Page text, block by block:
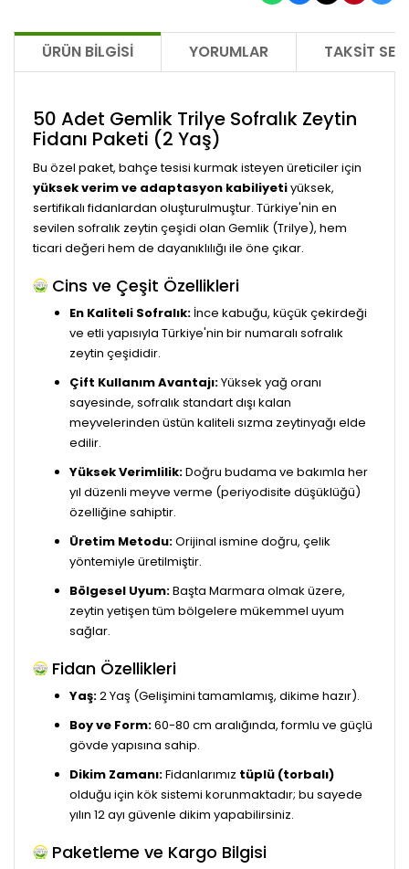
ÜRÜN BILGISI YORUMLAR TAKSIT
50 Adet Gemlik Trilye Sofralık Zeytin
Fidanı Paketi (2 Yaş)
Bu özel paket, bahçe tesisi kurmak isteyen üreticiler için
yüksek verim ve adaptasyon kabiliyetiyüksek,
sertifikalı fidanlardan oluşturulmuştur. Türkiye'nin en
sevilen sofralık zeytin çeşidi olan Gemlik (Trilye), hem
ticari değeri hem de dayanıklılığı ile öne çıkar.
Cins ve Çeşit Özellikleri
En Kaliteli Sofralık: İnce kabuğu, küçük çekirdeği
ve etli yapısıyla Türkiye'nin bir numaralı sofralık
zeytin çeşididir.
Çift Kullanım Avantajı:Yüksek yağ oranı
sayesinde, sofralık standart dışı kalan
meyvelerinden üstün kaliteli sızma zeytinyağı elde
edilir.
Yüksek Verimlilik:Doğru budama ve bakımla her
yıl düzenli meyve verme (periyodisite düşüklüğü)
özelliğine sahiptir.
Üretim Metodu:Orijinal ismine doğru, çelik
yöntemiyle üretilmiştir.
Bölgesel Uyum:Başta Marmara olmak üzere,
zeytin yetişen tüm bölgelere mükemmel uyum
sağlar.
Fidan Özellikleri
Yaş:2 Yaş (Gelişimini tamamlamış, dikime hazır).
Boy ve Form:60-80 cm aralığında, formlu ve güçlü
gövde yapısına sahip.
Dikim Zamanı:Fidanlarımız tüplü (torbalı)
olduğu için kök sistemi korunmaktadır; bu sayede
yılın 12 ayı güvenle dikim yapabilirsiniz.
Paketleme ve Kargo Bilgisi